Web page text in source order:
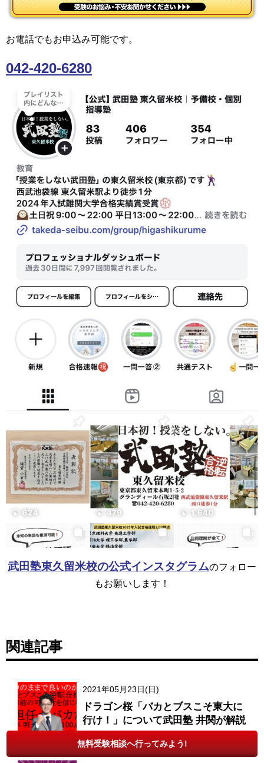
お電話でもお申込み可能です。
042-420-6280
武田塾東久留米校の公式インスタグラムのフォロー
もお願いします！
関連記事
2021年05月23日(日)
ドラゴン桜「バカとブスこそ東大に
行け！」について武田塾 井関が解説
無料受験相談へ行ってみよう!